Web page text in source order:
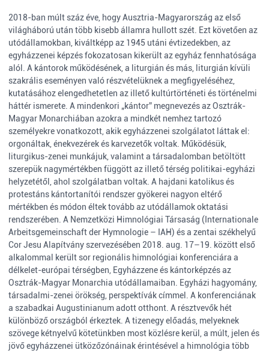
2018-ban múlt száz éve, hogy Ausztria-Magyarország az első
világháború után több kisebb államra hullott szét. Ezt követően az
utódállamokban, kiváltképp az 1945 utáni évtizedekben, az
egyházzenei képzés fokozatosan kikerült az egyház fennhatósága
alól. A kántorok működésének, a liturgián és más, liturgián kívüli
szakrális eseményen való részvételüknek a megfigyeléséhez,
kutatásához elengedhetetlen az illető kultúrtörténeti és történelmi
háttér ismerete. A mindenkori „kántor” megnevezés az Osztrák-
Magyar Monarchiában azokra a mindkét nemhez tartozó
személyekre vonatkozott, akik egyházzenei szolgálatot láttak el:
orgonáltak, énekvezérek és karvezetők voltak. Működésük,
liturgikus-zenei munkájuk, valamint a társadalomban betöltött
szerepük nagymértékben függött az illető térség politikai-egyházi
helyzetétől, ahol szolgálatban voltak. A hajdani katolikus és
protestáns kántortanítói rendszer gyökerei nagyon eltérő
mértékben és módon éltek tovább az utódállamok oktatási
rendszerében. A Nemzetközi Himnológiai Társaság (Internationale
Arbeitsgemeinschaft der Hymnologie – IAH) és a zentai székhelyű
Cor Jesu Alapítvány szervezésében 2018. aug. 17–19. között első
alkalommal került sor regionális himnológiai konferenciára a
délkelet-európai térségben, Egyházzene és kántorképzés az
Osztrák-Magyar Monarchia utódállamaiban. Egyházi hagyomány,
társadalmi-zenei örökség, perspektívák címmel. A konferenciának
a szabadkai Augustinianum adott otthont. A résztvevők hét
különböző országból érkeztek. A tizenegy előadás, melyeknek
szövege kétnyelvű kötetünkben most közlésre kerül, a múlt, jelen és
jövő egyházzenei ütközőzónáinak érintésével a himnológia több